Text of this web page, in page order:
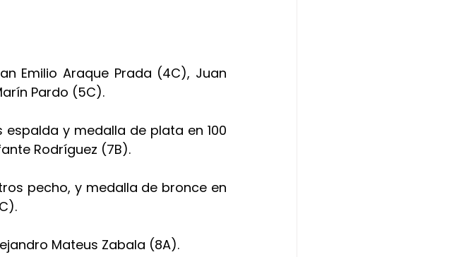
Emilio Araque Prada (4C), Juan
Pardo (5C).
y medalla de plata en 100
Rodríguez (7B).
pecho, y medalla de bronce en
Mateus Zabala (8A).